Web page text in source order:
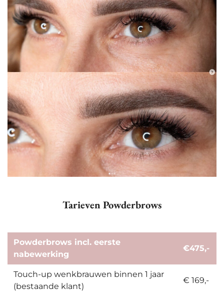
Tarieven Powderbrows
Powderbrows incl. eerste
nabewerking
€475,-
Touch-up wenkbrauwen binnen 1 jaar
(bestaande klant)
€ 169,-